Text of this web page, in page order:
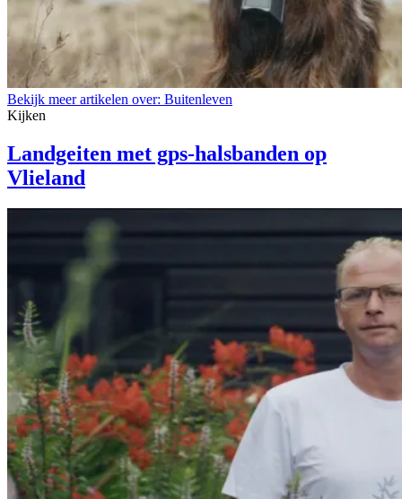
Bekijk meer artikelen over: Buitenleven
Kijken
Landgeiten met gps-halsbanden op
Vlieland